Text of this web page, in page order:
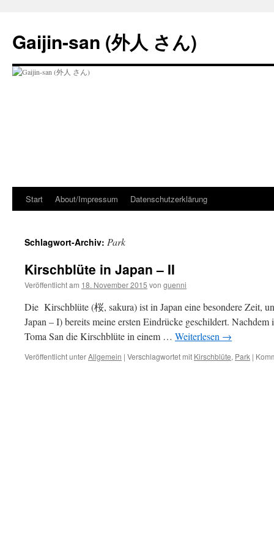
springen
Gaijin-san (外人 さん)
Start About/Impressum Datenschutzerklärung
Schlagwort-Archiv: Park
Kirschblüte in Japan – II
Veröffentlicht am 18. November 2015 von guenni
Die Kirschblüte (桜, sakura) ist in Japan eine besondere Zeit,
Japan – I) bereits meine ersten Eindrücke geschildert.
Toma San die Kirschblüte in einem … Weiterlesen →
Veröffentlicht unterAllgemein | Verschlagwortet mit Kirschblüte, Park |